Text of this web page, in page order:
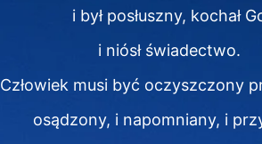
i był posłuszny, kochał
i niósł świadectwo.
Człowiek musi być oczyszczony
osądzony, i napomniany, i